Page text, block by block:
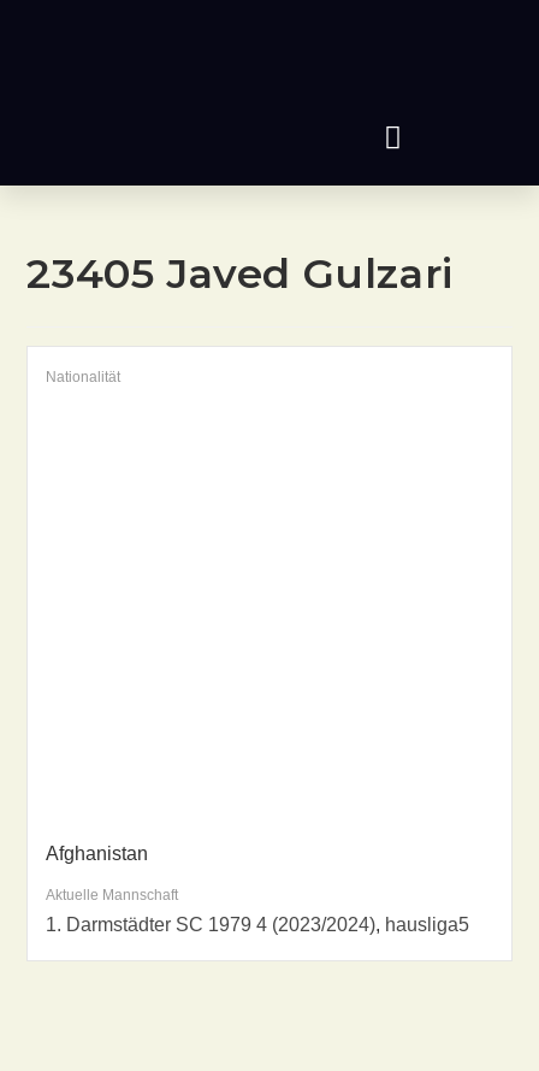
23405 Javed Gulzari
Nationalität
Afghanistan
Aktuelle Mannschaft
1. Darmstädter SC 1979 4 (2023/2024), hausliga5